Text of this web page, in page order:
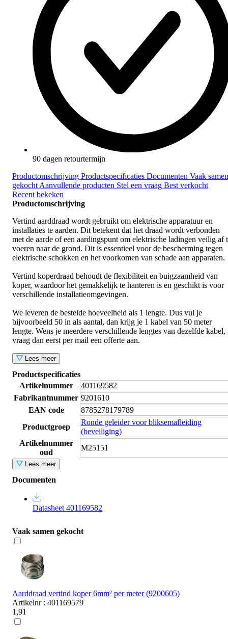
90 dagen retourtermijn
Productomschrijving Productspecificaties Documenten Vaak samen
gekocht Aanvullende producten Stel een vraag Best verkocht
Recent bekeken
Productomschrijving
Vertind aarddraad wordt gebruikt om elektrische apparatuur en
installaties te aarden. Dit betekent dat het draad wordt verbonden
met de aarde of een aardingspunt om elektrische ladingen veilig af
voeren naar de grond. Dit is essentieel voor de bescherming tegen
elektrische schokken en het voorkomen van schade aan apparaten.
Vertind koperdraad behoudt de flexibiliteit en buigzaamheid van
koper, waardoor het gemakkelijk te hanteren is en geschikt is voor
verschillende installatieomgevingen.
We leveren de bestelde hoeveelheid als 1 lengte. Dus vul je
bijvoorbeeld 50 in als aantal, dan krijg je 1 kabel van 50 meter
lengte. Wens je meerdere verschillende lengtes van dezelfde kabel,
vraag dan eerst per mail een offerte aan.
Lees meer
Productspecificaties
Artikelnummer
401169582
Fabrikantnummer 9201610
EAN code
8785278179789
Productgroep
Ronde geleider voor bliksemafleiding
(beveiliging)
Artikelnummer
oud
M25151
Lees meer
Documenten
Datasheet 401169582
Vaak samen gekocht
Aarddraad vertind koper 6mm² per meter (9200605)
Artikelnr : 401169579
1,91